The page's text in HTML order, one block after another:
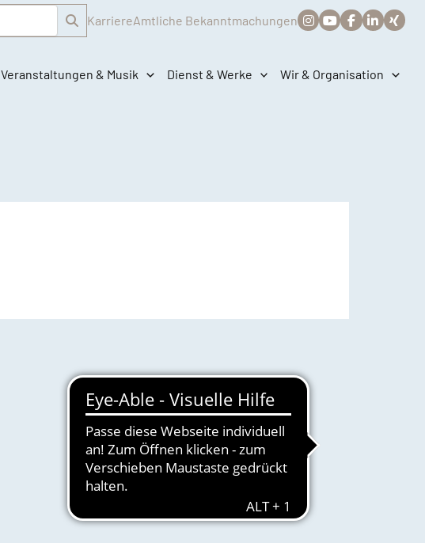
KarriereAmtliche Bekanntmachungen
Veranstaltungen & Musik Dienst & Werke Wir & Organisation